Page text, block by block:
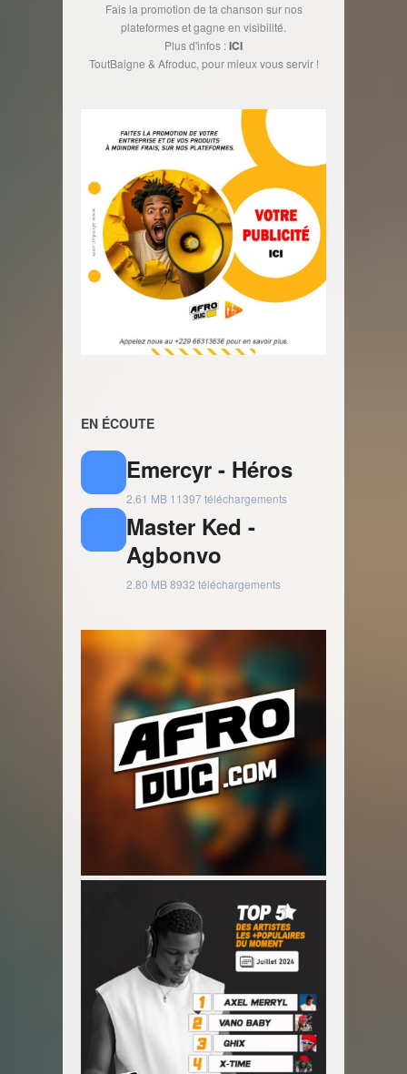
Fais la promotion de ta chanson sur nos
plateformes et gagne en visibilité.
Plus d'infos :ICI
ToutBaigne & Afroduc, pour mieux vous servir !
EN ÉCOUTE
Emercyr - Héros
2.61 MB 11397 téléchargements
Master Ked -
Agbonvo
2.80 MB8932 téléchargements